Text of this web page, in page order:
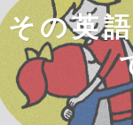
その英